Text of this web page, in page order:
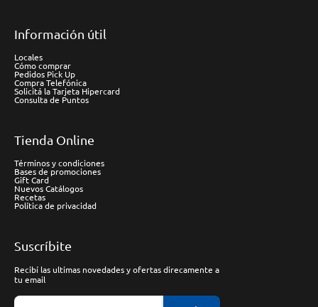
Información útil
Locales
Cómo comprar
Pedidos Pick Up
Compra Telefónica
Solicitá la Tarjeta Hipercard
Consulta de Puntos
Tienda Online
Términos y condiciones
Bases de promociones
Gift Card
Nuevos Catálogos
Recetas
Política de privacidad
Suscríbite
Recibí las ultimas novedades y ofertas direcamente a
tu email